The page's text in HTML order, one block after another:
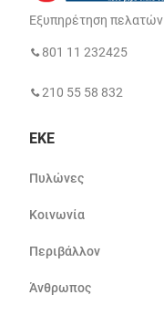
Εξυπηρέτηση πελατών
801 11 232425
210 55 58 832
ΕΚΕ
Πυλώνες
Κοινωνία
Περιβάλλον
Άνθρωπος